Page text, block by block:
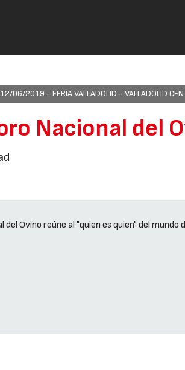
06/2019 - FERIA VALLADOLID - VALLADOLID
Nacional del
del Ovino reúne al "quien es quien" del mundo